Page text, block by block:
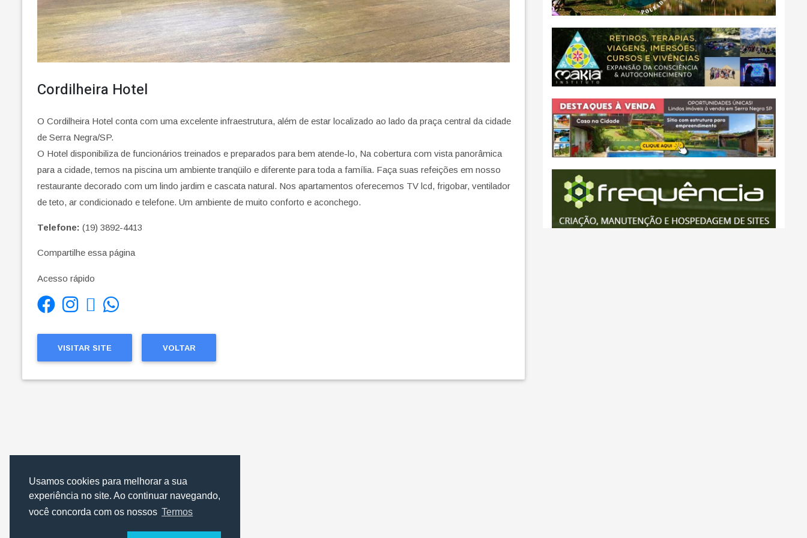
Usamos cookies para melhorar a sua
experiência no site. Ao continuar navegando,
você concorda com os nossos Termos
Cordilheira Hotel
O Cordilheira Hotel conta com uma excelente infraestrutura, além de estar localizado ao lado da praça central da cidade
de Serra Negra/SP.
O Hotel disponibiliza de funcionários treinados e preparados para bem atende-lo, Na cobertura com vista panorâmica
para a cidade, temos na piscina um ambiente tranqüilo e diferente para toda a família. Faça suas refeições em nosso
restaurante decorado com um lindo jardim e cascata natural. Nos apartamentos oferecemos TV lcd, frigobar, ventilador
de teto, ar condicionado e telefone. Um ambiente de muito conforto e aconchego.
Telefone: (19) 3892-4413
Compartilhe essa página
Acesso rápido
VISITAR SITE VOLTAR